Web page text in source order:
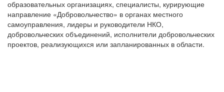
образовательных организациях, специалисты, курирующие
направление «Добровольчество» в органах местного
самоуправления, лидеры и руководители НКО,
добровольческих объединений, исполнители добровольческих
проектов, реализующихся или запланированных в области.